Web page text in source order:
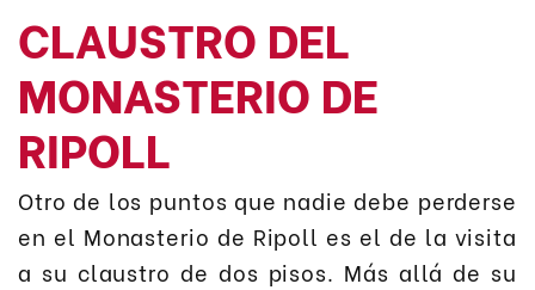
CLAUSTRO DEL
MONASTERIO DE
RIPOLL
Otro de los puntos que nadie debe perderse
en el Monasterio de Ripoll es el de la visita
a su claustro de dos pisos. Más allá de su